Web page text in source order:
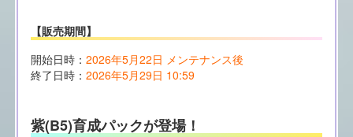
【販売期間】
開始日時： 2026年5月22日 メンテナンス後
終了日時： 2026年5月29日 10:59
紫(B5)育成パックが登場！